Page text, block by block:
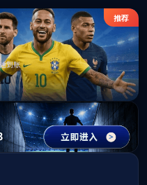
)有限公司
教学科研 学术